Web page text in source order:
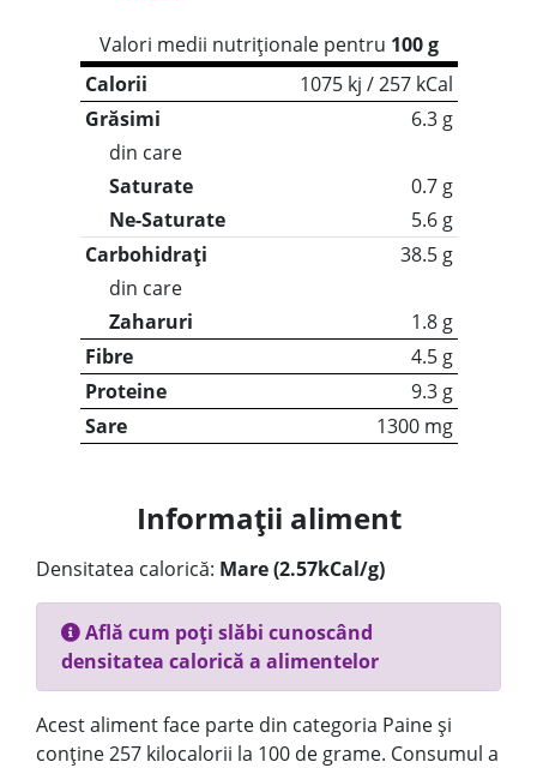
Valori medii nutriționale pentru 100 g
Calorii
1075 kj / 257 kCal
Grăsimi
6.3 g
din care
Saturate
0.7 g
Ne-Saturate
5.6 g
Carbohidrați
38.5 g
din care
Zaharuri
1.8 g
Fibre
4.5 g
Proteine
9.3 g
Sare
1300 mg
Informații aliment
Densitatea calorică: Mare (2.57kCal/g)
Află cum poți slăbi cunoscând
densitatea calorică a alimentelor
Acest aliment face parte din categoria Paine și
conține 257 kilocalorii la 100 de grame. Consumul a